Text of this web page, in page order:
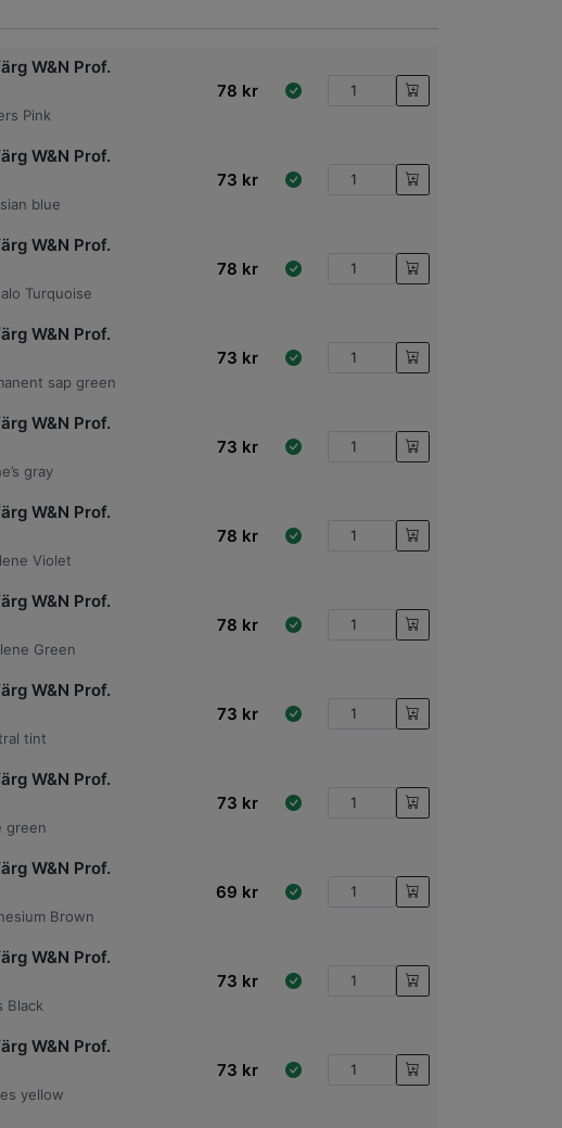
W&N Prof.
Pink
78 kr
W&N Prof.
blue
73 kr
W&N Prof.
Turquoise
78 kr
W&N Prof.
sap green
73 kr
W&N Prof.
gray
73 kr
W&N Prof.
Violet
78 kr
W&N Prof.
Green
78 kr
W&N Prof.
tint
73 kr
W&N Prof.
green
73 kr
W&N Prof.
Brown
69 kr
W&N Prof.
Black
73 kr
W&N Prof.
yellow
73 kr